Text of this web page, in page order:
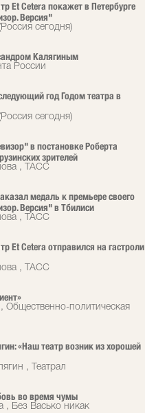
Et Cetera покажет в Петербурге
Версия"
сегодня)
Калягиным
России
год Годом театра в
сегодня)
в постановке Роберта
зрителей
, ТАСС
медаль к премьере своего
Версия" в Тбилиси
, ТАСС
Et Cetera отправился на гастроли
, ТАСС
Общественно-политическая
«Наш театр возник из хорошей
, Театрал
во время чумы
, Без Васько никак